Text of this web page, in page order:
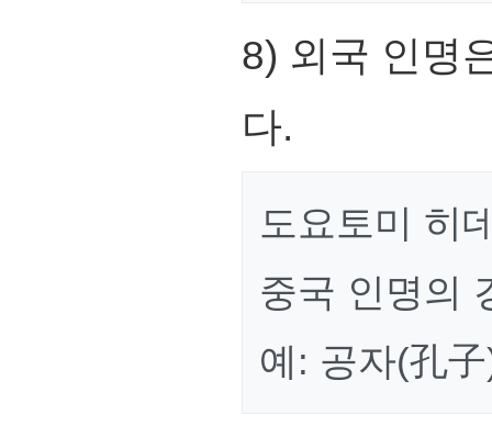
8) 외국 인명
다.
도요토미 히
중국 인명의
예: 공자(孔